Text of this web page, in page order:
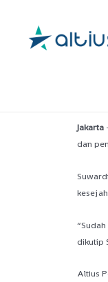
Jakarta
dan
dikutip
Altius